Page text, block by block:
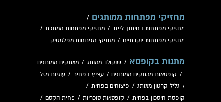
מחזיקי מפתחות ממותגים /
מחזיקי מפתחות בחיתוך לייזר / מחזיקי מפתחות ממתכת /
מחזיקי מפתחות יוקרתיים / מחזיקי מפתחות מפלסטיק
מתנות בקופסא / שוקולד ממותג / ממתקים ממותגים
/ קופסאות ממתקים ממותגים / עציץ בפחית / עוגיות מזל
/ גליל קרטון ממותג / פיצוחים בפחית /
קופסת חיסכון בפחית / קופסאות סוכריות / פחית הקסם /